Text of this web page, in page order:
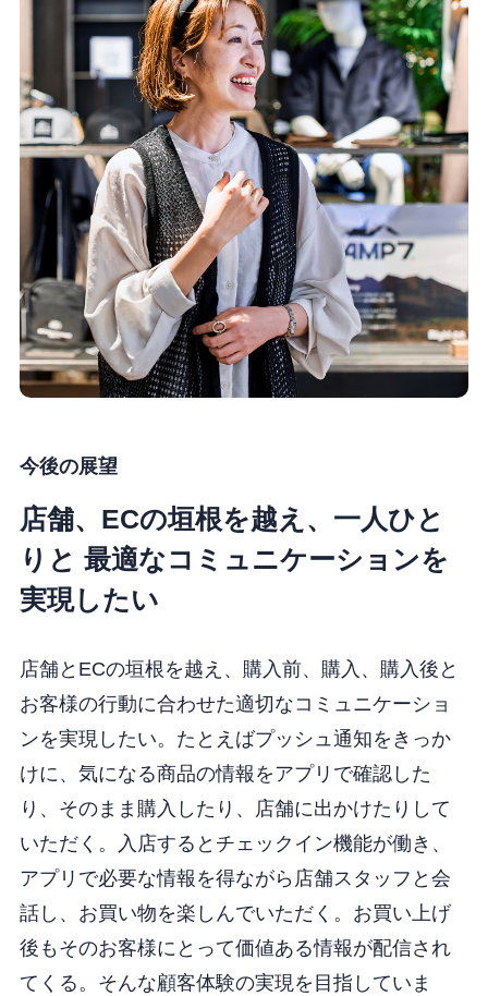
今後の展望
店舗、ECの垣根を越え、一人ひと
りと 最適なコミュニケーションを
実現したい
店舗とECの垣根を越え、購入前、購入、購入後と
お客様の行動に合わせた適切なコミュニケーショ
ンを実現したい。たとえばプッシュ通知をきっか
けに、気になる商品の情報をアプリで確認した
り、そのまま購入したり、店舗に出かけたりして
いただく。入店するとチェックイン機能が働き、
アプリで必要な情報を得ながら店舗スタッフと会
話し、お買い物を楽しんでいただく。お買い上げ
後もそのお客様にとって価値ある情報が配信され
てくる。そんな顧客体験の実現を目指していま